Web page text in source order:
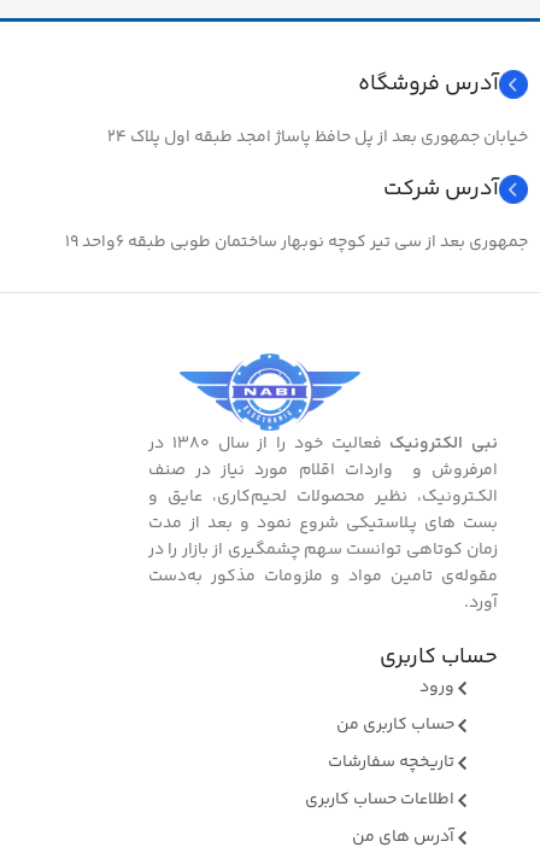
آدرس فروشگاه
خیابان جمهوری بعد از پل حافظ پاساژ امجد طبقه اول پلاک ۲۴
آدرس شرکت
جمهوری بعد از سی تیر کوچه نوبهار ساختمان طوبی طبقه ۶واحد ۱۹
نبی الکترونیک
فعالیت خود را از سال ۱۳۸۰ در
امرفروش و واردات اقلام مورد نیاز در صنف
الکـترونیک، نظیر محصولات لحیم‌کاری، عایق و
بست ‌های پـلاستیکی شروع نمود و بعد از مدت
زمان کوتاهی توانست سهم چشمگیری از بازار را در
مقوله‌ی تامین مواد و ملزومات مذکور به‌دست
آورد.
حساب کاربری
ورود
حساب کاربری من
تاریخچه سفارشات
اطلاعات حساب کاربری
آدرس های من